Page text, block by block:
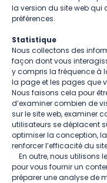
la version du site web qui
préférences.
Statistique
Nous collectons des
façon dont vous
y compris la fréquence à
la page et les pages que
Nous faisons cela pour
d’examiner combien de
sur le site web, examiner
utilisateurs se déplacent
optimiser la conception,
renforcer l’efficacité du
En outre, nous utilisons
pour vous fournir un
préparer une analyse de